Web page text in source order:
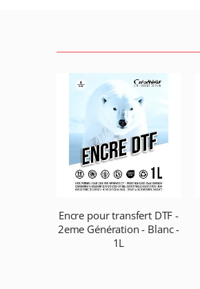
Encre pour transfert DTF -
2eme Génération - Blanc -
1L